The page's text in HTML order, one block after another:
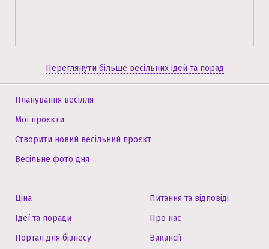
Переглянути більше весільних ідей та порад
Планування весілля
Мої проєкти
Створити новий весільний проєкт
Весільне фото дня
Ціна
Ідеї та поради
Портал для бізнесу
Питання та відповіді
Про нас
Вакансії